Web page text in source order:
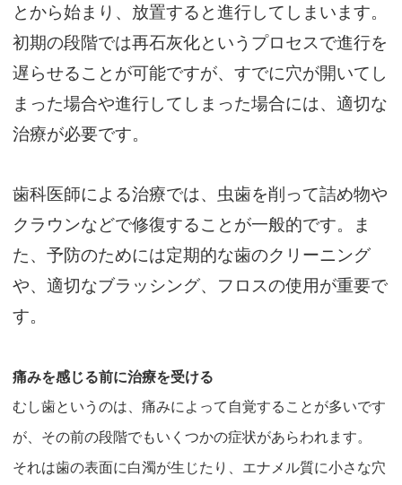
とから始まり、放置すると進行してしまいます。
初期の段階では再石灰化というプロセスで進行を
遅らせることが可能ですが、すでに穴が開いてし
まった場合や進行してしまった場合には、適切な
治療が必要です。
歯科医師による治療では、虫歯を削って詰め物や
クラウンなどで修復することが一般的です。ま
た、予防のためには定期的な歯のクリーニング
や、適切なブラッシング、フロスの使用が重要で
す。
痛みを感じる前に治療を受ける
むし歯というのは、痛みによって自覚することが多いです
が、その前の段階でもいくつかの症状があらわれます。
それは歯の表面に白濁が生じたり、エナメル質に小さな穴